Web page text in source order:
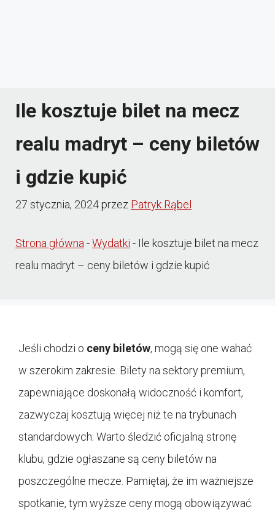
Ile kosztuje bilet na mecz
realu madryt – ceny biletów
i gdzie kupić
27 stycznia, 2024przez Patryk Rąbel
Strona główna-Wydatki - Ile kosztuje bilet na mecz
realu madryt – ceny biletów i gdzie kupić
Jeśli chodzi o ceny biletów, mogą się one wahać
w szerokim zakresie. Bilety na sektory premium,
zapewniające doskonałą widoczność i komfort,
zazwyczaj kosztują więcej niż te na trybunach
standardowych. Warto śledzić oficjalną stronę
klubu, gdzie ogłaszane są ceny biletów na
poszczególne mecze. Pamiętaj, że im ważniejsze
spotkanie, tym wyższe ceny mogą obowiązywać.